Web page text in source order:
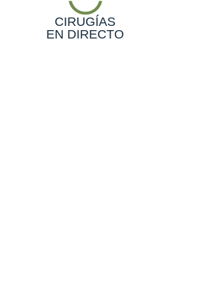
CIRUGÍAS
EN DIRECTO